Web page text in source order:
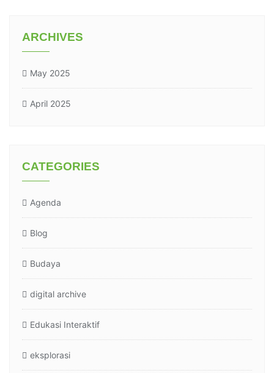
ARCHIVES
May 2025
April 2025
CATEGORIES
Agenda
Blog
Budaya
digital archive
Edukasi Interaktif
eksplorasi